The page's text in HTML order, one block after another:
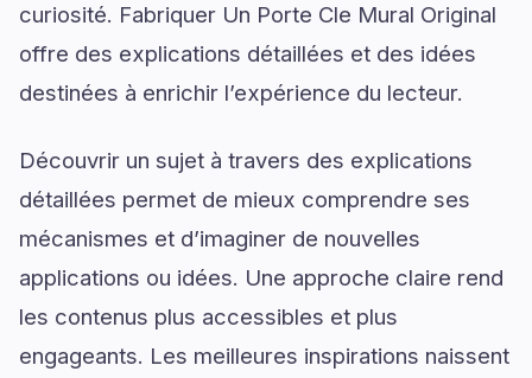
curiosité. Fabriquer Un Porte Cle Mural Original
offre des explications détaillées et des idées
destinées à enrichir l’expérience du lecteur.
Découvrir un sujet à travers des explications
détaillées permet de mieux comprendre ses
mécanismes et d’imaginer de nouvelles
applications ou idées. Une approche claire rend
les contenus plus accessibles et plus
engageants. Les meilleures inspirations naissent